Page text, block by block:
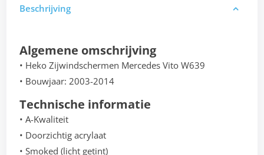
Beschrijving
Algemene omschrijving
• Heko Zijwindschermen Mercedes Vito W639
• Bouwjaar: 2003-2014
Technische informatie
• A-Kwaliteit
• Doorzichtig acrylaat
• Smoked (licht getint)